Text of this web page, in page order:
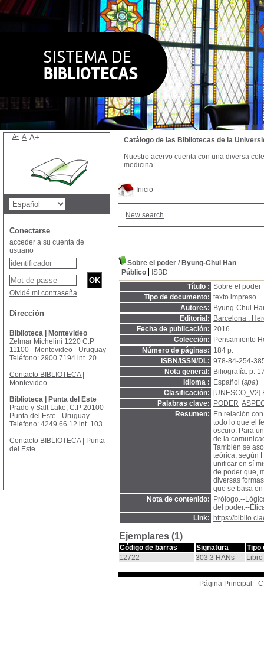
Inicio
New search
Sobre el poder / Byung-Chul Han
Público
ISBD
Título : Sobre el poder
Tipo de documento: texto impreso
Autores:
Byung-Chul
Editorial:
Barcelona :
Fecha de publicación: 2016
Colección:
Pensamiento
Número de páginas: 184 p.
ISBN/ISSN/DL: 978-84-254-
Nota general:
Biliografía: p.
Idioma :
Español (spa)
Clasificación:
[UNESCO_V2]
Palabras clave:
PODER
Resumen:
En relación
todo lo que el
oscuro. Para
de la
También se
teórica, según
unificar en sí
de poder que,
diversas
que se basa
Nota de contenido:
Prólogo.--
del poder.--
Link:
https://
Ejemplares (1)
Código de barras Signatura
Tipo
12722
303.3 HANs Libro
Página Principal -
Catálogo de las Bibliotecas de la
Nuestro acervo cuenta con una diversa
medicina.
A- A A+
Conectarse
acceder a su cuenta de
usuario
Olvidé mi contraseña
Dirección
Biblioteca | Montevideo
Zelmar Michelini 1220 C.P
11100 - Montevideo - Uruguay
Teléfono: 2900 7194 int. 20
Contacto BIBLIOTECA |
Montevideo
Biblioteca | Punta del Este
Prado y Salt Lake, C.P 20100
Punta del Este - Uruguay
Teléfono: 4249 66 12 int. 103
Contacto BIBLIOTECA | Punta
del Este